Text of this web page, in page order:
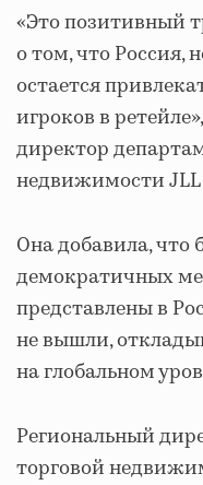
«Это позитивный
о том, что Россия,
остается
игроков в
директор
недвижимости
Она добавила, что
демократичных
представлены в
не вышли,
на глобальном
Региональный
торговой